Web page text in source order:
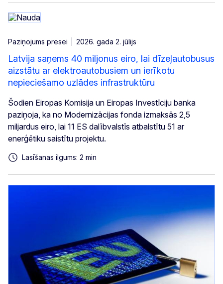
Paziņojums presei 2026. gada 2. jūlijs
Latvija saņems 40 miljonus eiro, lai dīzeļautobusus
aizstātu ar elektroautobusiem un ierīkotu
nepieciešamo uzlādes infrastruktūru
Šodien Eiropas Komisija un Eiropas Investīciju banka
paziņoja, ka no Modernizācijas fonda izmaksās 2,5
miljardus eiro, lai 11 ES dalībvalstīs atbalstītu 51 ar
enerģētiku saistītu projektu.
Lasīšanas ilgums: 2 min